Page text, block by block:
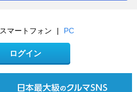
スマートフォン | PC
ログイン